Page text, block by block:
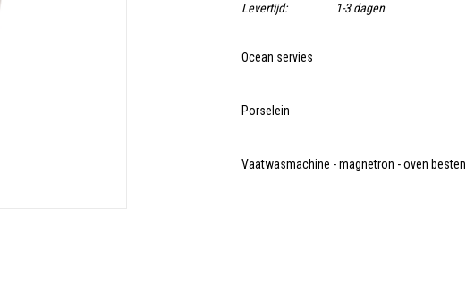
Levertijd:
1-3 dagen
Ocean servies
Porselein
Vaatwasmachine - magnetron - oven